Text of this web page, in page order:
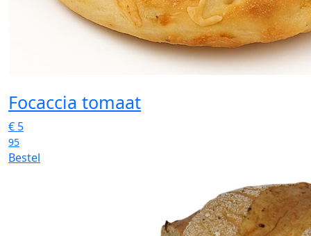
Focaccia tomaat
€ 5
95
Bestel